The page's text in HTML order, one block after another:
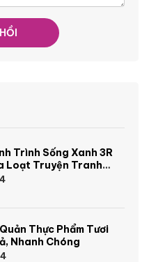
Trình Sống Xanh 3R
Loạt Truyện Tranh
Vị
Thực Phẩm Tươi
Nhanh Chóng